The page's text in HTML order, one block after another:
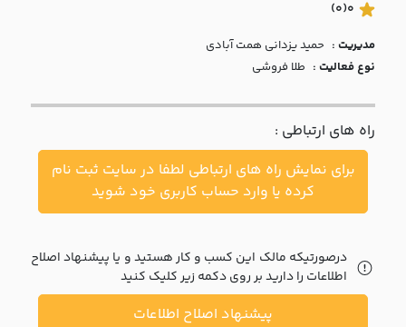
با ما
مقالات
اخبار
پرسش
متداول
خواست
0
(0)
مدیریت : حميد يزداني همت آبادي
نوع فعالیت : طلا فروشی
راه های ارتباطی :
برای نمایش راه های ارتباطی لطفا در سایت ثبت نام
کرده یا وارد حساب کاربری خود شوید
درصورتیکه مالک این کسب و کار هستید و یا پیشنهاد اصلاح
اطلاعات را دارید بر روی دکمه زیر کلیک کنید
پیشنهاد اصلاح اطلاعات